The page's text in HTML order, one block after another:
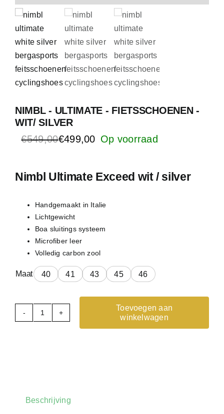
NIMBL - ULTIMATE - FIETSSCHOENEN -
WIT/ SILVER
€549,00
Oorspronkelijke
€549,00.
€499,00
Huidige
€499,00.
Nimbl Ultimate Exceed wit / silver
Handgemaakt in Italie
Lichtgewicht
Boa sluitings systeem
Microfiber leer
Volledig carbon zool
Maat 40 41 43 45 46
Wit/
Toevoegen aan
winkelwagen
Beschrijving